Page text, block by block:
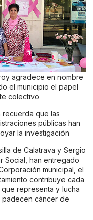
agradece en nombre
el municipio el papel
colectivo
recuerda que las
públicas han
la investigación
de Calatrava y Sergio
Social, han entregado
municipal, el
contribuye cada
que representa y lucha
padecen cáncer de